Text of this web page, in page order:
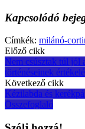
Kapcsolódó
Címkék: milánó-
Post
navigation
Előző cikk
Nem csúsztak túl jól
történéseinek
Következő cikk
Kézilabda és
Összefoglaló